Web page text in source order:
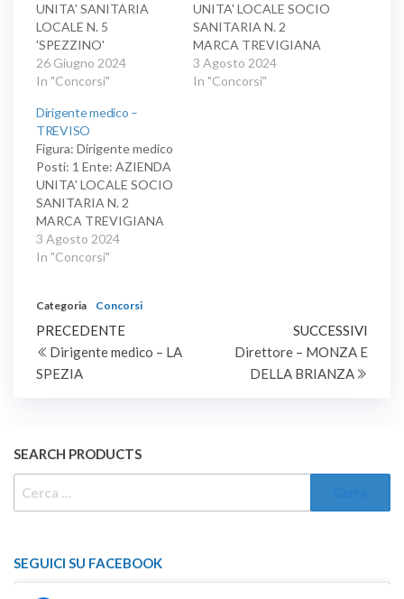
UNITA' SANITARIA
LOCALE N. 5
'SPEZZINO'
Conferimento, per titoli
e colloquio, dell'incarico
dirigente medico -
direttore della struttura
complessa radiologia
interventistica,
disciplina di
radiodiagnostica, area
della medicina
diagnostica e dei servizi.
26 Giugno 2024
In "Concorsi"
UNITA' LOCALE SOCIO
SANITARIA N. 2
MARCA TREVIGIANA
Conferimento
dell'incarico
3 Agosto 2024
In "Concorsi"
Dirigente medico –
TREVISO
Figura: Dirigente medico
Posti: 1 Ente: AZIENDA
UNITA' LOCALE SOCIO
SANITARIA N. 2
MARCA TREVIGIANA
Conferimento
dell'incarico
direzione di struttura
complessa per l'unita'
operativa direzione
medica ospedaliera 2 per
l'igiene ospedaliera e la
medica di presidio
ospedaliero…
3 Agosto 2024
In "Concorsi"
Categoria Concorsi
Navigazione
articoli
Articolo
precedente
PRECEDENTE
Dirigente medico – LA
SPEZIA
SUCCESSIVI
Direttore – MONZA E
DELLA BRIANZA
SEARCH PRODUCTS
SEGUICI SU FACEBOOK